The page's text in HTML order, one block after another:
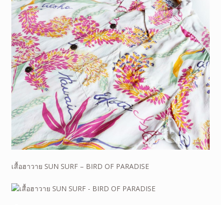
เสื้อฮาวาย SUN SURF – BIRD OF PARADISE